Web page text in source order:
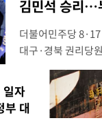
김민석 승리…
더불어민주당
대구·경북 권리당
48.54%(1만8977
리당원 투표에서도
초반 승부에서 우
관위원장은 9일 대
자
부 대